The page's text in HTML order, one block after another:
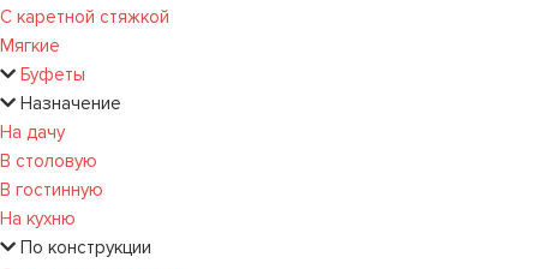
С каретной стяжкой
Мягкие
Буфеты
Назначение
На дачу
В столовую
В гостинную
На кухню
По конструкции